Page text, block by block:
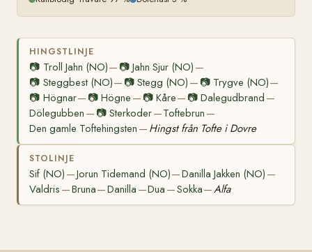
HINGSTLINJE
📷 Troll Jahn (NO)— 📷Jahn Sjur (NO) —
📷 Steggbest (NO)— 📷Stegg (NO) — 📷 Trygve (NO)—
📷 Högnar— 📷Högne — 📷 Kåre— 📷 Dalegudbrand —
Dölegubben — 📷Sterkoder—Toftebrun —
Den gamle Toftehingsten — Hingst från Tofte i Dovre
STOLINJE
Sif (NO) —Jorun Tidemand (NO)—Danilla Jakken (NO) —
Valdris —Bruna—Danilla —Dua —Sokka—Alfa